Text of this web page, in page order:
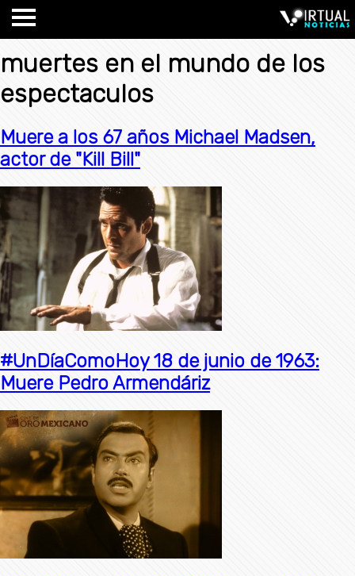
muertes en el mundo de los
espectaculos
Muere a los 67 años Michael Madsen,
actor de "Kill Bill"
#UnDíaComoHoy 18 de junio de 1963:
Muere Pedro Armendáriz